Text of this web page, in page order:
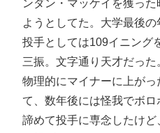
ンダン・マッケイを獲っ
ようとしてた。大学最後の
投手としては109イニング
三振。文字通り天才だった
物理的にマイナーに上が
て、数年後には怪我でボ
諦めて投手に専念したけ